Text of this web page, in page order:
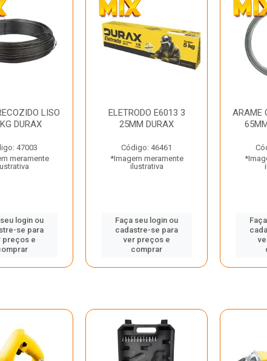
LISO
DURAX
47003
meramente
login ou
se para
preços e
ELETRODO E6013 3
25MM DURAX
Código: 46461
*Imagem meramente
ilustrativa
Faça seu login ou
cadastre-se para
ver preços e
comprar
ARAME